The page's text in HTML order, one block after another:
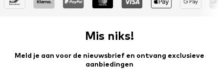
Mis niks!
Meld je aan voor de nieuwsbrief en ontvang exclusieve
aanbiedingen